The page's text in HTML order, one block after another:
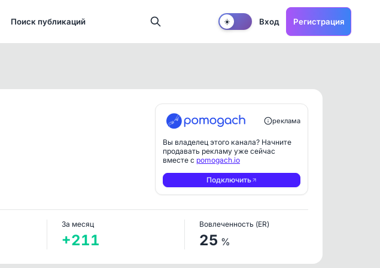
Поиск публикаций ☀️ Вход Регистрация
реклама
Вы владелец этого канала? Начните
продавать рекламу уже сейчас
вместе с pomogach.io
Подключить
За месяц
+211
Вовлеченность (ER)
25 %